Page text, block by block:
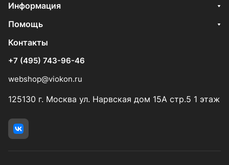
Информация
Помощь
Контакты
+7 (495) 743-96-46
webshop@viokon.ru
125130 г. Москва ул. Нарвская дом 15А стр.5 1 этаж